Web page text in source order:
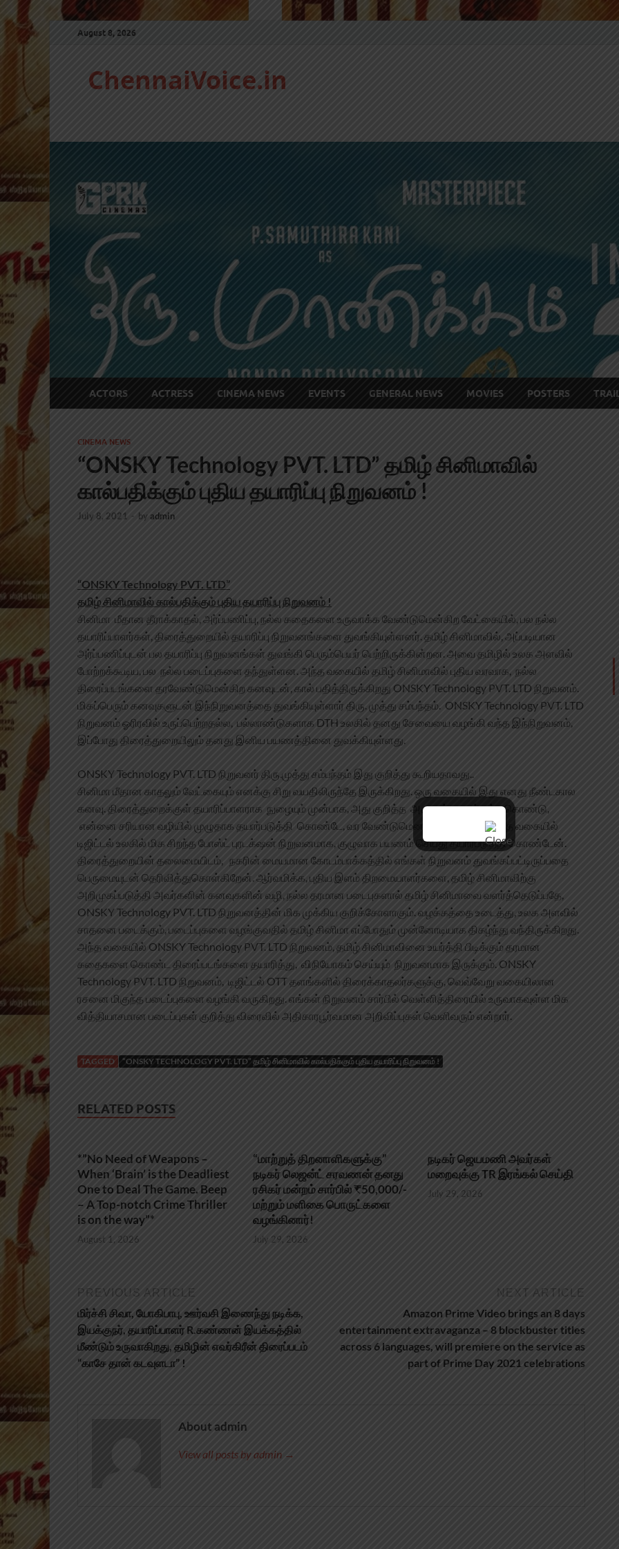
August 8, 2026
ChennaiVoice.in
ACTORS ACTRESS CINEMA NEWS EVENTS GENERAL NEWS MOVIES POSTERS
CINEMA NEWS
“ONSKY Technology PVT. LTD” தமிழ் சினிமாவில்
கால்பதிக்கும் புதிய தயாரிப்பு நிறுவனம் !
July 8, 2021 - byadmin
“ONSKY Technology PVT. LTD”
தமிழ் சினிமாவில் கால்பதிக்கும் புதிய தயாரிப்பு நிறுவனம் !
சினிமா மீதான தீராக்காதல், அர்ப்பணிப்பு, நல்ல கதைகளை உருவாக்க வேண்டுமென்கிற வேட்கையில், பல நல்ல
தயாரிப்பாளர்கள், திரைத்துறையில் தயாரிப்பு நிறுவனங்களை துவங்கியுள்ளனர். தமிழ் சினிமாவில், அப்படியான
அர்ப்பணிப்புடன் பல தயாரிப்பு நிறுவனங்கள் துவங்கி பெரும்பெயர் பெற்றிருக்கின்றன. அவை தமிழில் உலக அளவில்
போற்றக்கூடிய, பல நல்ல படைப்புகளை தந்துள்ளன. அந்த வகையில் தமிழ் சினிமாவில் புதிய வரவாக, நல்ல
திரைப்படங்களை தரவேண்டுமென்கிற கனவுடன், கால் பதித்திருக்கிறது ONSKY Technology PVT. LTD நிறுவனம்.
மிகப்பெரும் கனவுகளுடன் இந்நிறுவனத்தை துவங்கியுள்ளார் திரு. முத்து சம்பந்தம். ONSKY Technology PVT. LTD
நிறுவனம் ஓரிரவில் உருப்பெற்றதல்ல, பல்லாண்டுகளாக DTH உலகில் தனது சேவையை வழங்கி வந்த இந்நிறுவனம்,
இப்போது திரைத்துறையிலும் தனது இனிய பயணத்தினை துவக்கியுள்ளது.
ONSKY Technology PVT. LTD நிறுவனர் திரு.முத்து சம்பந்தம் இது குறித்து கூறியதாவது..
சினிமா மீதான காதலும் வேட்கையும் எனக்கு சிறு வயதிலிருந்தே இருக்கிறது. ஒரு வகையில் இது எனது நீண்டகால
கனவு. திரைத்துறைக்குள் தயாரிப்பாளராக நுழையும் முன்பாக, அது குறித்த அனைத்தையும் கற்றுகொண்டு,
என்னை சரியான வழியில் முழுதாக தயார்படுத்தி கொண்டே, வர வேண்டுமென நினைத்தேன். அந்த வகையில்
டிஜிட்டல் உலகில் மிக சிறந்த போஸ்ட் புரடக்‌ஷன் நிறுவனமாக, குழுவாக பயணம் செய்து தயார்படுத்தி கொண்டேன்.
திரைத்துறையின் தலைமையிடம், நகரின் மையமான கோடம்பாக்கத்தில் எங்கள் நிறுவனம் துவங்கப்பட்டிருப்பதை
பெருமையுடன் தெரிவித்துகொள்கிறேன். ஆர்வமிக்க, புதிய இளம் திறமையாளர்களை, தமிழ் சினிமாவிற்கு
அறிமுகப்படுத்தி அவர்களின் கனவுகளின் வழி, நல்ல தரமான படைபுகளால் தமிழ் சினிமாவை வளர்த்தெடுப்பதே,
ONSKY Technology PVT. LTD நிறுவனத்தின் மிக முக்கிய குறிக்கோளாகும். வழக்கத்தை உடைத்து, உலக அளவில்
சாதனை படைக்கும், படைப்புகளை வழங்குவதில் தமிழ் சினிமா எப்போதும் முன்னோடியாக திகழ்ந்து வந்திருக்கிறது.
அந்த வகையில் ONSKY Technology PVT. LTD நிறுவனம், தமிழ் சினிமாவினை உயர்த்தி பிடிக்கும் தரமான
கதைகளை கொண்ட திரைப்படங்களை தயாரித்து, விநியோகம் செய்யும் நிறுவனமாக இருக்கும். ONSKY
Technology PVT. LTD நிறுவனம், டிஜிட்டல் OTT தளங்களில் திரைக்காதலர்களுக்கு, வெவ்வேறு வகையிலான
ரசனை மிகுந்த படைப்புகளை வழங்கி வருகிறது. எங்கள் நிறுவனம் சார்பில் வெள்ளித்திரையில் உருவாகவுள்ள மிக
வித்தியாசமான படைப்புகள் குறித்து விரைவில் அதிகாரபூர்வமான அறிவிப்புகள் வெளிவரும் என்றார்.
TAGGED “ONSKY TECHNOLOGY PVT. LTD” தமிழ் சினிமாவில் கால்பதிக்கும் புதிய தயாரிப்பு நிறுவனம் !
RELATED POSTS
*”No Need of Weapons –
When ‘Brain’ is the Deadliest
One to Deal The Game. Beep
– A Top-notch Crime Thriller
is on the way”*
August 1, 2026
“மாற்றுத் திறனாளிகளுக்கு”
நடிகர் லெஜன்ட் சரவணன் தனது
ரசிகர் மன்றம் சார்பில் ₹50,000/-
மற்றும் மளிகை பொருட்களை
வழங்கினார்!
July 29, 2026
நடிகர் ஜெயமணி அவர்கள்
மறைவுக்கு TR இரங்கல் செய்தி
July 29, 2026
PREVIOUS ARTICLE
மிர்ச்சி சிவா, யோகிபாபு, ஊர்வசி இணைந்து நடிக்க,
இயக்குநர், தயாரிப்பாளர் R.கண்ணன் இயக்கத்தில்
மீண்டும் உருவாகிறது, தமிழின் எவர்கிரீன் திரைப்படம்
“காசே தான் கடவுளடா” !
NEXT ARTICLE
Amazon Prime Video brings an 8 days
entertainment extravaganza – 8 blockbuster titles
across 6 languages, will premiere on the service as
part of Prime Day 2021 celebrations
About admin
View all posts by admin →